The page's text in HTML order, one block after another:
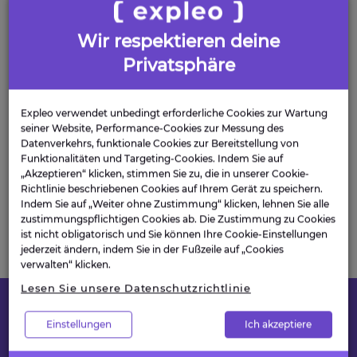
steigern die Business Intelligence anhand von
Analysen. Tausende von Unternehmen auf der
ganzen Welt vertrauen TIBCO, um Ihren Kunden
überzeugende Nutzererfahrungen zu bieten,
Innovationen schneller umzusetzen. Um zu
erfahren, wie TIBCO digitale Intelligenz entwickelt,
besuchen Sie www.tibco.com.
Für weitere Informationen wenden Sie sich bitte
an:
press@expleogroup.com
LESEN SIE MEHR
Wir respektieren deine
Privatsphäre
Expleo verwendet unbedingt erforderliche Cookies zur Wartung
seiner Website, Performance-Cookies zur Messung des
Datenverkehrs, funktionale Cookies zur Bereitstellung von
Funktionalitäten und Targeting-Cookies. Indem Sie auf
„Akzeptieren“ klicken, stimmen Sie zu, die in unserer Cookie-
Richtlinie beschriebenen Cookies auf Ihrem Gerät zu speichern.
Indem Sie auf „Weiter ohne Zustimmung“ klicken, lehnen Sie alle
zustimmungspflichtigen Cookies ab. Die Zustimmung zu Cookies
ist nicht obligatorisch und Sie können Ihre Cookie-Einstellungen
jederzeit ändern, indem Sie in der Fußzeile auf „Cookies
verwalten“ klicken.
Lesen Sie unsere Datenschutzrichtlinie
Einstellungen Ich akzeptiere